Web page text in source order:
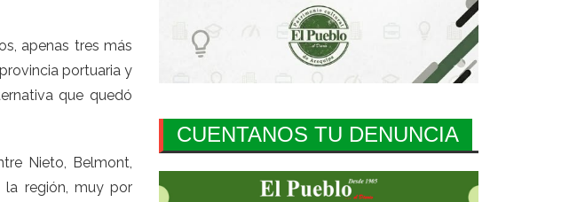
apenas tres más
portuaria y
que quedó
Nieto, Belmont,
región, muy por
CUENTANOS TU DENUNCIA